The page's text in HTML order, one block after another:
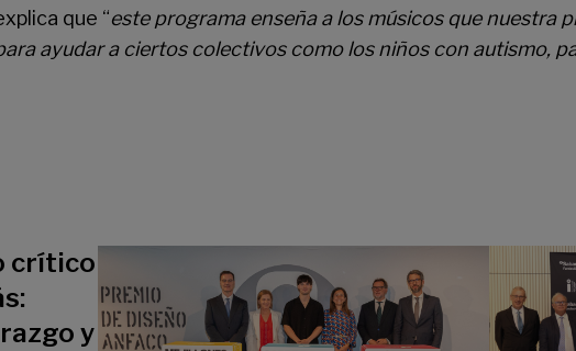
que “este programa enseña a los músicos que nuestra
ayudar a ciertos colectivos como los niños con autismo,
crítico
y